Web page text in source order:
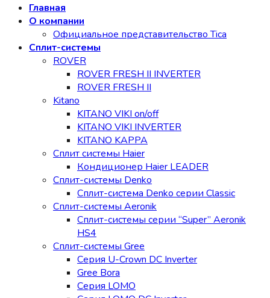
Главная
О компании
Официальное представительство Tica
Сплит-системы
ROVER
ROVER FRESH II INVERTER
ROVER FRESH II
Kitano
KITANO VIKI on/off
KITANO VIKI INVERTER
KITANO KAPPA
Сплит системы Haier
Кондиционер Haier LEADER
Сплит-системы Denko
Сплит-система Denko серии Classic
Сплит-системы Aeronik
Сплит-системы серии “Super” Aeronik
HS4
Сплит-системы Gree
Серия U-Crown DC Inverter
Gree Bora
Серия LOMO